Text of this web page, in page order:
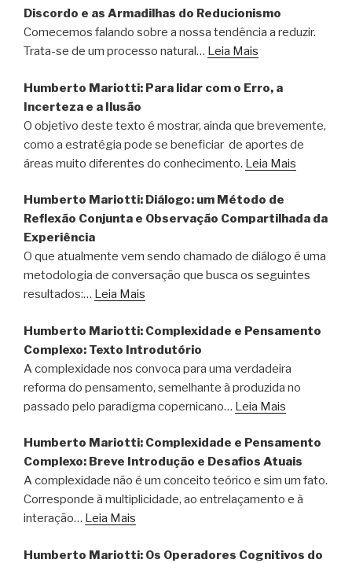
Discordo e as Armadilhas do Reducionismo
Comecemos falando sobre a nossa tendência a reduzir.
Trata-se de um processo natural… Leia Mais
Humberto Mariotti: Para lidar com o Erro, a
Incerteza e a Ilusão
O objetivo deste texto é mostrar, ainda que brevemente,
como a estratégia pode se beneficiar de aportes de
áreas muito diferentes do conhecimento. Leia Mais
Humberto Mariotti: Diálogo: um Método de
Reflexão Conjunta e Observação Compartilhada da
Experiência
O que atualmente vem sendo chamado de diálogo é uma
metodologia de conversação que busca os seguintes
resultados:… Leia Mais
Humberto Mariotti: Complexidade e Pensamento
Complexo: Texto Introdutório
A complexidade nos convoca para uma verdadeira
reforma do pensamento, semelhante à produzida no
passado pelo paradigma copernicano… Leia Mais
Humberto Mariotti: Complexidade e Pensamento
Complexo: Breve Introdução e Desafios Atuais
A complexidade não é um conceito teórico e sim um fato.
Corresponde à multiplicidade, ao entrelaçamento e à
interação… Leia Mais
Humberto Mariotti: Os Operadores Cognitivos do